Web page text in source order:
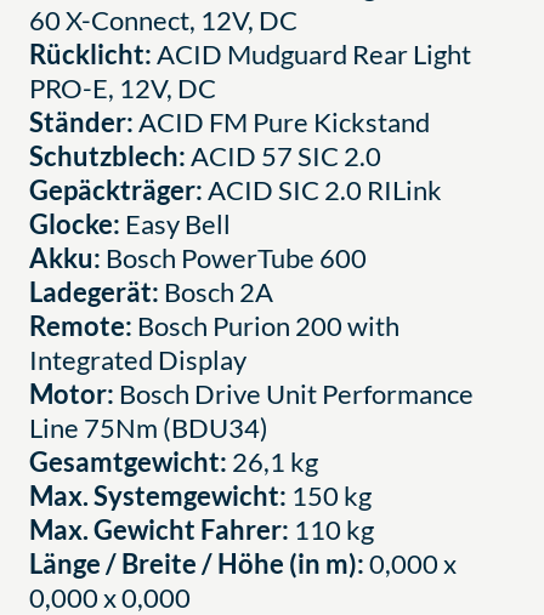
60 X-Connect, 12V, DC
Rücklicht:ACID Mudguard Rear Light
PRO-E, 12V, DC
Ständer:ACID FM Pure Kickstand
Schutzblech:ACID 57 SIC 2.0
Gepäckträger:ACID SIC 2.0 RILink
Glocke: Easy Bell
Akku: Bosch PowerTube 600
Ladegerät: Bosch 2A
Remote: Bosch Purion 200 with
Integrated Display
Motor: Bosch Drive Unit Performance
Line 75Nm (BDU34)
Gesamtgewicht: 26,1 kg
Max. Systemgewicht: 150 kg
Max. Gewicht Fahrer: 110 kg
Länge / Breite / Höhe (in m):0,000 x
0,000 x 0,000